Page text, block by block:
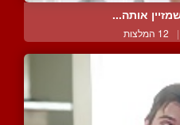
אותה...
| 12 המלצות